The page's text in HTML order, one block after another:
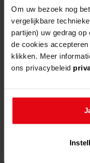
Om uw bezoek nog
vergelijkbare
partijen) uw gedrag
de cookies
klikken. Meer
ons privacybeleid